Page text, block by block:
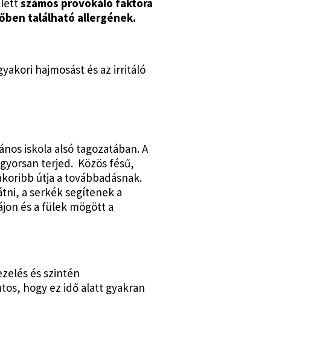
számos provokáló faktora
található allergének.
hajmosást és az irritáló
iskola alsó tagozatában. A
terjed. Közös fésű,
útja a továbbadásnak.
a serkék segítenek a
és a fülek mögött a
és szintén
hogy ez idő alatt gyakran